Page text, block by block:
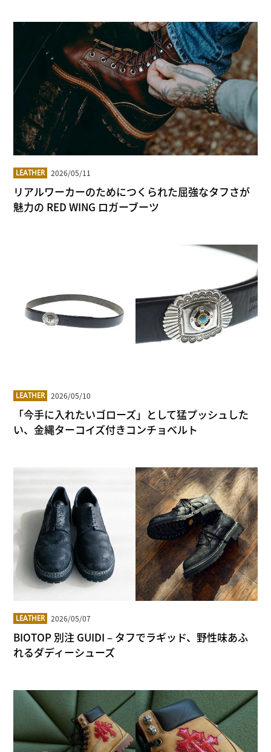
LEATHER 2026/05/11
リアルワーカーのためにつくられた屈強なタフさが
魅力の RED WING ロガーブーツ
LEATHER 2026/05/10
「今手に入れたいゴローズ」として猛プッシュした
い、金縄ターコイズ付きコンチョベルト
LEATHER 2026/05/07
BIOTOP 別注 GUIDI – タフでラギッド、野性味あふ
れるダディーシューズ